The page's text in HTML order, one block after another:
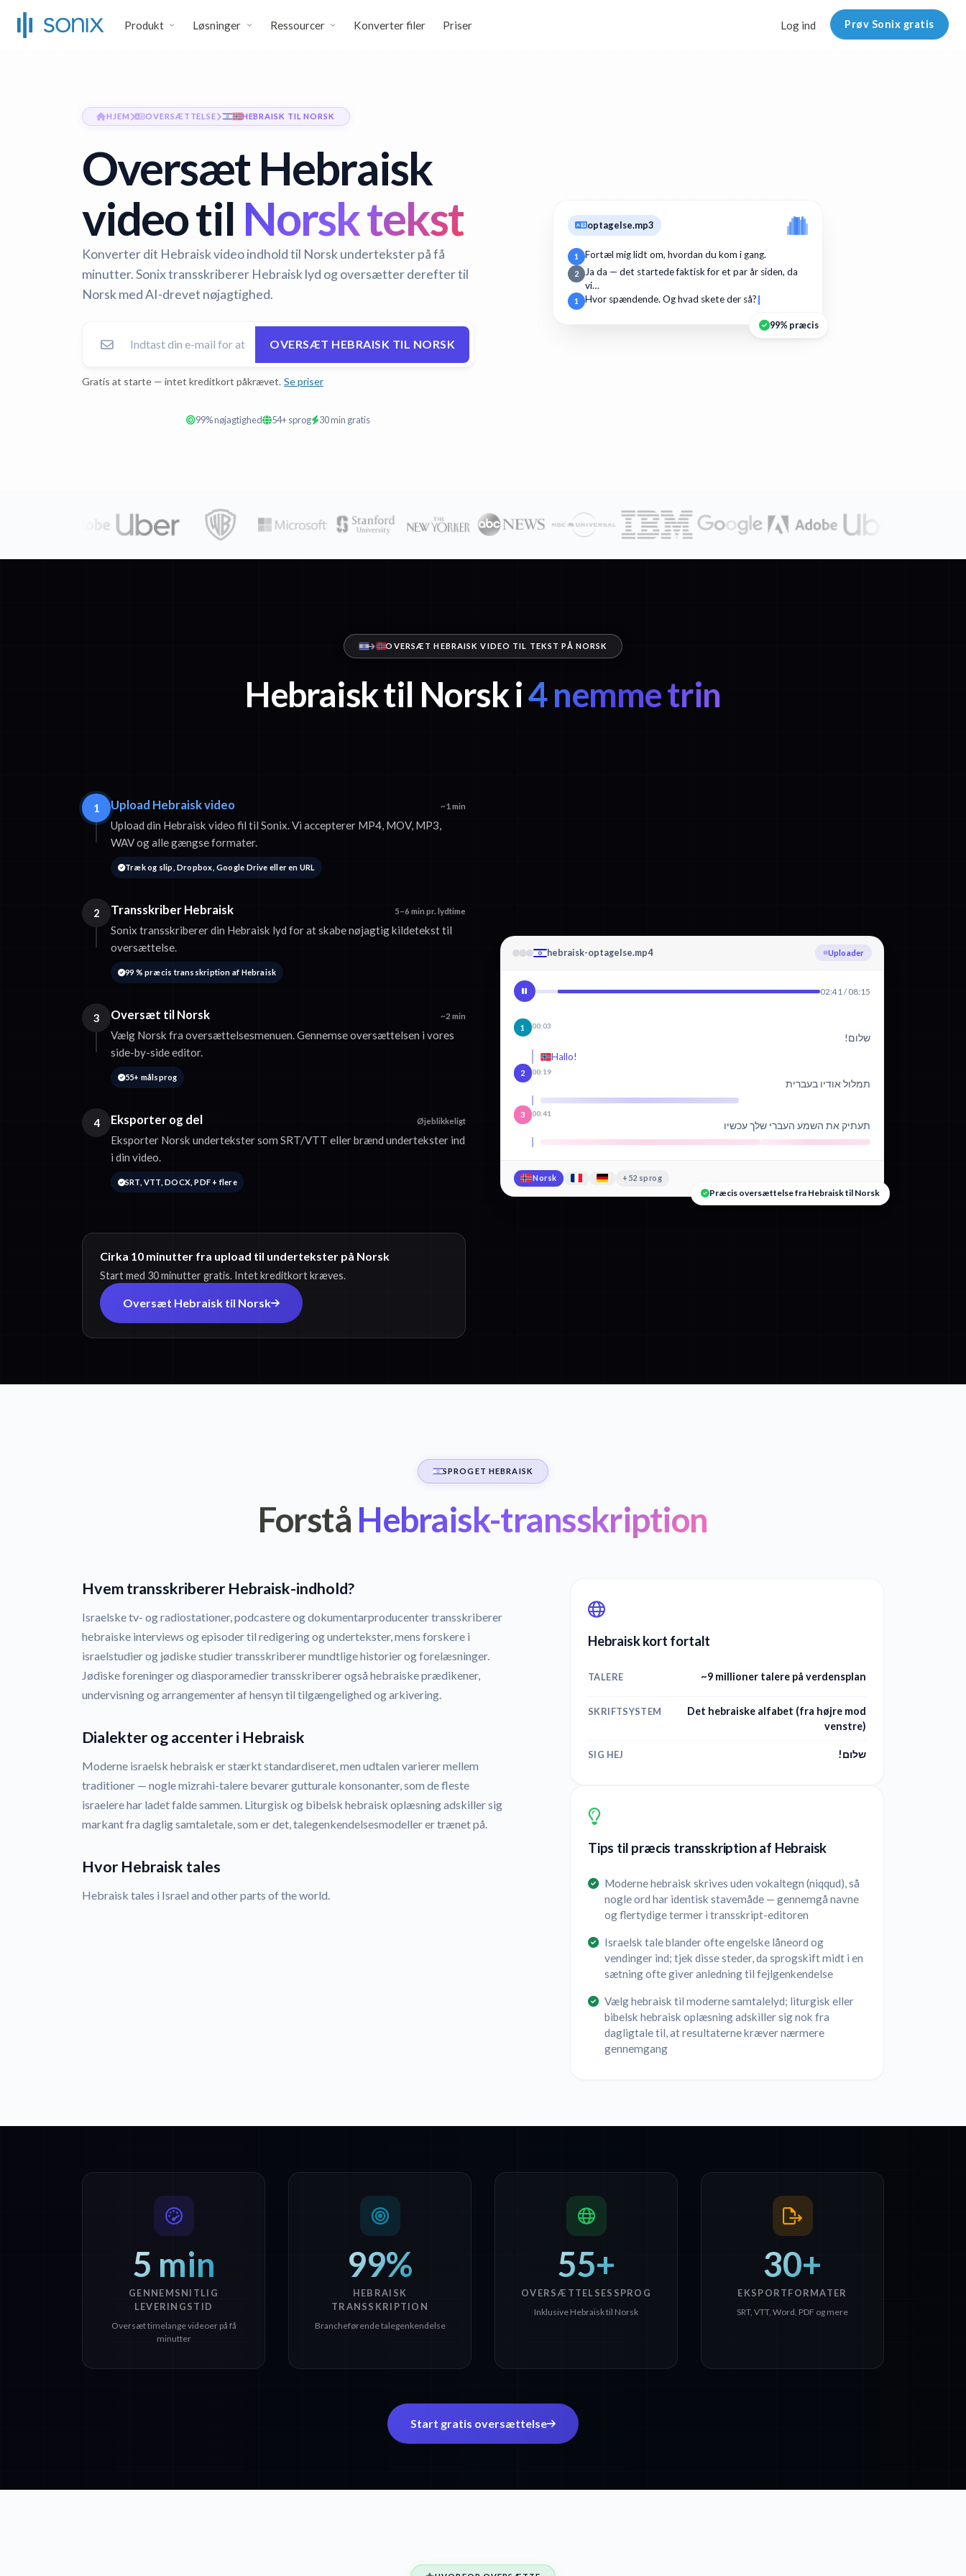
Produkt Løsninger Ressourcer Konverter filer Priser Log ind Prøv Sonix gratis
HJEM OVERSÆTTELSE HEBRAISK TIL NORSK
Oversæt Hebraisk
video til Norsk tekst
Konverter dit Hebraisk video indhold til Norsk undertekster på få
minutter. Sonix transskriberer Hebraisk lyd og oversætter derefter til
Norsk med AI-drevet nøjagtighed.
OVERSÆT HEBRAISK TIL NORSK
Gratis at starte — intet kreditkort påkrævet. Se priser
99% nøjagtighed 54+ sprog 30 min gratis
optagelse.mp3
1 Fortæl mig lidt om, hvordan du kom i gang.
2
Ja da — det startede faktisk for et par år siden, da
vi…
1 Hvor spændende. Og hvad skete der så?
99% præcis
OVERSÆT HEBRAISK VIDEO TIL TEKST PÅ NORSK
Hebraisk til Norsk i4 nemme trin
1 Upload Hebraisk video ~1 min
Upload din Hebraisk video fil til Sonix. Vi accepterer MP4, MOV, MP3,
WAV og alle gængse formater.
Træk og slip, Dropbox, Google Drive eller en URL
2 Transskriber Hebraisk 5–6 min pr. lydtime
Sonix transskriberer din Hebraisk lyd for at skabe nøjagtig kildetekst til
oversættelse.
99 % præcis transskription af Hebraisk
3 Oversæt til Norsk ~2 min
Vælg Norsk fra oversættelsesmenuen. Gennemse oversættelsen i vores
side-by-side editor.
55+ målsprog
4 Eksporter og del Øjeblikkeligt
Eksporter Norsk undertekster som SRT/VTT eller brænd undertekster ind
i din video.
SRT, VTT, DOCX, PDF + flere
Cirka 10 minutter fra upload til undertekster på Norsk
Start med 30 minutter gratis. Intet kreditkort kræves.
Oversæt Hebraisk til Norsk
hebraisk-optagelse.mp4 Transskriberer Hebraisk
02:41 / 08:15
1 00:03
שלום!
Hallo!
2 00:19
תמלול אודיו בעברית
3 00:41
תעתיק את השמע העברי שלך עכשיו
Norsk +52 sprog
Præcis oversættelse fra Hebraisk til Norsk
SPROGET HEBRAISK
Forstå Hebraisk-transskription
Hvem transskriberer Hebraisk-indhold?
Israelske tv- og radiostationer, podcastere og dokumentarproducenter transskriberer
hebraiske interviews og episoder til redigering og undertekster, mens forskere i
israelstudier og jødiske studier transskriberer mundtlige historier og forelæsninger.
Jødiske foreninger og diasporamedier transskriberer også hebraiske prædikener,
undervisning og arrangementer af hensyn til tilgængelighed og arkivering.
Dialekter og accenter i Hebraisk
Moderne israelsk hebraisk er stærkt standardiseret, men udtalen varierer mellem
traditioner — nogle mizrahi-talere bevarer gutturale konsonanter, som de fleste
israelere har ladet falde sammen. Liturgisk og bibelsk hebraisk oplæsning adskiller sig
markant fra daglig samtaletale, som er det, talegenkendelsesmodeller er trænet på.
Hvor Hebraisk tales
Hebraisk tales i Israel and other parts of the world.
Hebraisk kort fortalt
TALERE ~9 millioner talere på verdensplan
SKRIFTSYSTEM
Det hebraiske alfabet (fra højre mod
venstre)
SIG HEJ שלום!
Tips til præcis transskription af Hebraisk
Moderne hebraisk skrives uden vokaltegn (niqqud), så
nogle ord har identisk stavemåde — gennemgå navne
og flertydige termer i transskript-editoren
Israelsk tale blander ofte engelske låneord og
vendinger ind; tjek disse steder, da sprogskift midt i en
sætning ofte giver anledning til fejlgenkendelse
Vælg hebraisk til moderne samtalelyd; liturgisk eller
bibelsk hebraisk oplæsning adskiller sig nok fra
dagligtale til, at resultaterne kræver nærmere
gennemgang
5 min
GENNEMSNITLIG
LEVERINGSTID
Oversæt timelange videoer på få
minutter
99%
HEBRAISK
TRANSSKRIPTION
Brancheførende talegenkendelse
55+
OVERSÆTTELSESSPROG
Inklusive Hebraisk til Norsk
30+
EKSPORTFORMATER
SRT, VTT, Word, PDF og mere
Start gratis oversættelse